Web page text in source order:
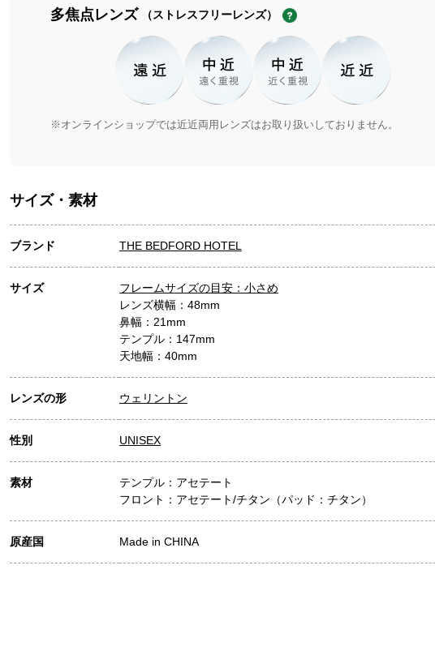
サイズ・素材
ブランド THE BEDFORD HOTEL
サイズ
フレームサイズの目安：小さめ
レンズ横幅：48mm
鼻幅：21mm
テンプル：147mm
天地幅：40mm
レンズの形 ウェリントン
性別 UNISEX
素材
テンプル：アセテート
フロント：アセテート/チタン（パッド：チタン）
原産国 Made in CHINA
多焦点レンズ （ストレスフリーレンズ）
※オンラインショップでは近近両用レンズはお取り扱いしておりません。